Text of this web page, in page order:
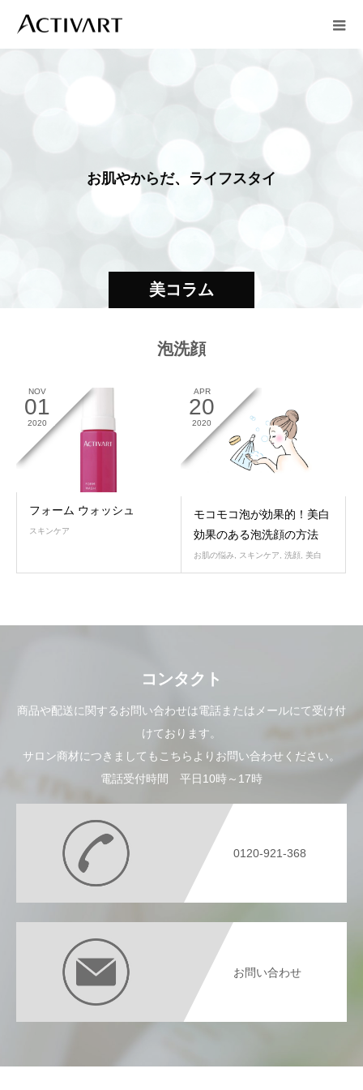
美コラム
お肌やからだ、 ライフスタイル
泡洗顔
NOV
01
2020
フォーム ウォッシュ
スキンケア
APR
20
2020
モコモコ泡が効果的！美白
効果のある泡洗顔の方法
お肌の悩み スキンケア 洗顔 美白
コンタクト
商品や配送に関するお問い合わせは電話またはメールにて受け付
けております。
サロン商材につきましてもこちらよりお問い合わせください。
電話受付時間 平日10時～17時
0120-921-368
お問い合わせ